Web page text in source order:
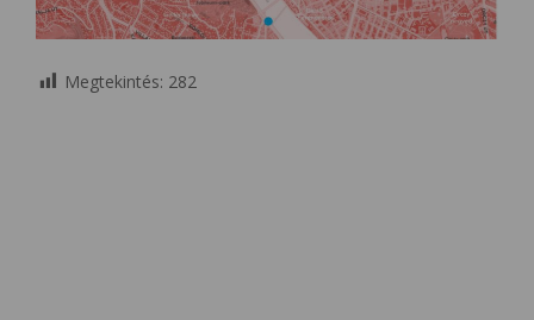
Megtekintés: 282